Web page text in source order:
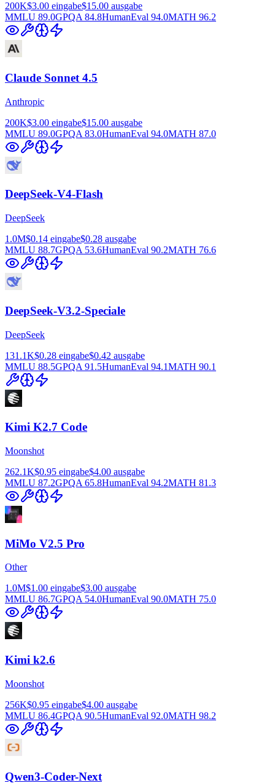
200K$3.00 eingabe$15.00 ausgabe
MMLU 89.0GPQA 84.8HumanEval 94.0MATH 96.2
Claude Sonnet 4.5
Anthropic
200K$3.00 eingabe$15.00 ausgabe
MMLU 89.0GPQA 83.0HumanEval 94.0MATH 87.0
DeepSeek-V4-Flash
DeepSeek
1.0M$0.14 eingabe$0.28 ausgabe
MMLU 88.7GPQA 53.6HumanEval 90.2MATH 76.6
DeepSeek-V3.2-Speciale
DeepSeek
131.1K$0.28 eingabe$0.42 ausgabe
MMLU 88.5GPQA 91.5HumanEval 94.1MATH 90.1
Kimi K2.7 Code
Moonshot
262.1K$0.95 eingabe$4.00 ausgabe
MMLU 87.2GPQA 65.8HumanEval 94.2MATH 81.3
MiMo V2.5 Pro
Other
1.0M$1.00 eingabe$3.00 ausgabe
MMLU 86.7GPQA 54.0HumanEval 90.0MATH 75.0
Kimi k2.6
Moonshot
256K$0.95 eingabe$4.00 ausgabe
MMLU 86.4GPQA 90.5HumanEval 92.0MATH 98.2
Qwen3-Coder-Next